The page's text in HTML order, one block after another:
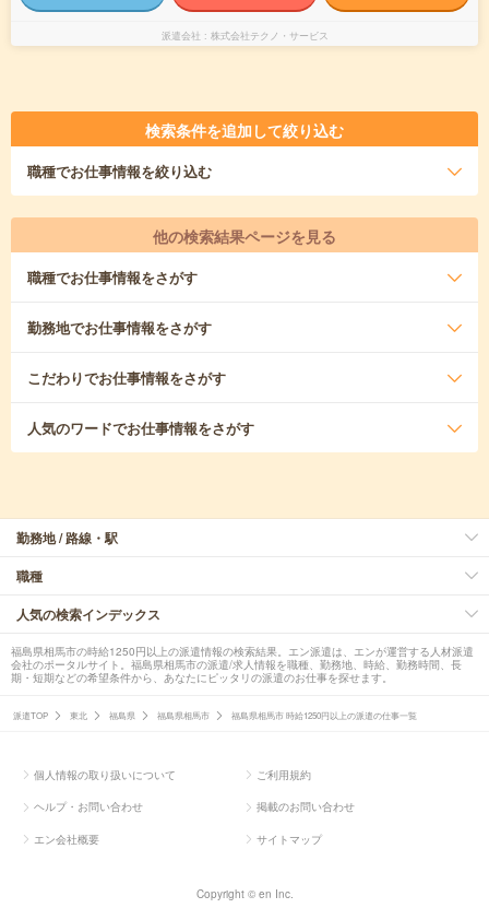
派遣会社 株式会社テクノ・サービス
検索条件を追加して絞り込む
職種でお仕事情報を絞り込む
他の検索結果ページを見る
職種でお仕事情報をさがす
勤務地でお仕事情報をさがす
こだわりでお仕事情報をさがす
人気のワードでお仕事情報をさがす
勤務地 / 路線・駅
職種
人気の検索インデックス
福島県相馬市の時給1250円以上の派遣情報の検索結果。エン派遣は、エンが運営する人材派遣
会社のポータルサイト。福島県相馬市の派遣/求人情報を職種、勤務地、時給、勤務時間、長
期・短期などの希望条件から、あなたにピッタリの派遣のお仕事を探せます。
派遣TOP 東北 福島県 福島県相馬市 福島県相馬市 時給1250円以上の派遣の仕事一覧
個人情報の取り扱いについて ご利用規約
ヘルプ・お問い合わせ 掲載のお問い合わせ
エン会社概要 サイトマップ
Copyright © en Inc.